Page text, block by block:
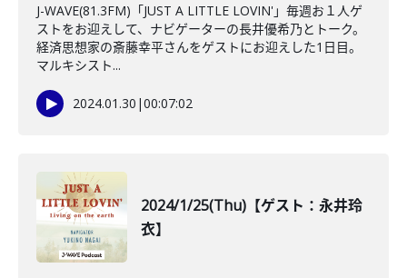
J-WAVE(81.3FM)「JUST A LITTLE LOVIN'」毎週お１人ゲ
ストをお迎えして、ナビゲーターの長井優希乃とトーク。
経済思想家の斎藤幸平さんをゲストにお迎えした1日目。
マルキシスト...
2024.01.30 |00:07:02
2024/1/25(Thu)【ゲスト：永井玲
衣】